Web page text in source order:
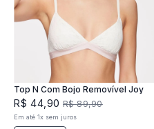
Top N Com Bojo Removível Joy
R$ 44,90 R$ 89,90
Em até1x sem juros